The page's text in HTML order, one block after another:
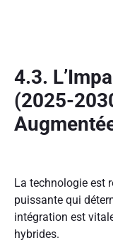
4.3.
(2025-
La technologie est
puissante qui
intégration est
hybrides.